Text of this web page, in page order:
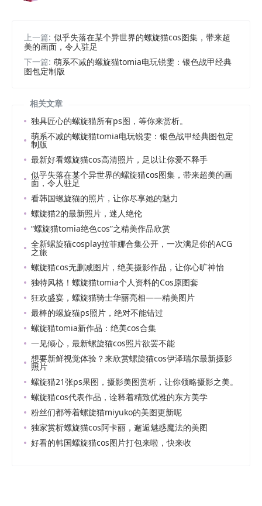
上一篇: 似乎失落在某个异世界的螺旋猫cos图集，带来超
美的画面，令人驻足
下一篇: 萌系不减的螺旋猫tomia电玩锐雯：银色战甲经典
图包定制版
相关文章
独具匠心的螺旋猫所有ps图，等你来赏析。
萌系不减的螺旋猫tomia电玩锐雯：银色战甲经典图包定
制版
最新好看螺旋猫cos高清照片，足以让你爱不释手
似乎失落在某个异世界的螺旋猫cos图集，带来超美的画
面，令人驻足
看韩国螺旋猫的照片，让你尽享她的魅力
螺旋猫2的最新照片，迷人绝伦
“螺旋猫tomia绝色cos”之精美作品欣赏
全新螺旋猫cosplay拉菲娜合集公开，一次满足你的ACG
之旅
螺旋猫cos无删减图片，绝美摄影作品，让你心旷神怡
独特风格！螺旋猫tomia个人资料的Cos原图套
狂欢盛宴，螺旋猫骑士华丽亮相——精美图片
最棒的螺旋猫ps照片，绝对不能错过
螺旋猫tomia新作品：绝美cos合集
一见倾心，最新螺旋猫cos照片欲罢不能
想要新鲜视觉体验？来欣赏螺旋猫cos伊泽瑞尔最新摄影
照片
螺旋猫21张ps果图，摄影美图赏析，让你领略摄影之美。
螺旋猫cos代表作品，诠释着精致优雅的东方美学
粉丝们都等着螺旋猫miyuko的美图更新呢
独家赏析螺旋猫cos阿卡丽，邂逅魅惑魔法的美图
好看的韩国螺旋猫cos图片打包来啦，快来收